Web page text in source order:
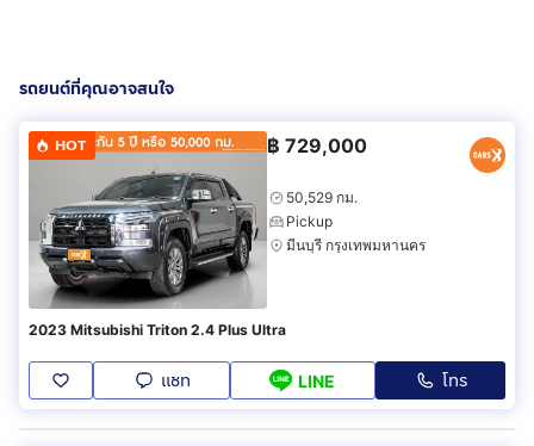
รถยนต์ที่คุณอาจสนใจ
HOT ฿ 729,000
50,529 กม.
Pickup
มีนบุรี กรุงเทพมหานคร
2023 Mitsubishi Triton 2.4 Plus Ultra
แชท LINE โทร